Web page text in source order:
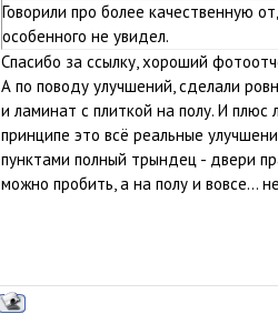
Говорили про более качественную
особенного не увидел.
Спасибо за ссылку, хороший
А по поводу улучшений, сделали
и ламинат с плиткой на полу. И плюс
принципе это всё реальные
пунктами полный трындец - двери
можно пробить, а на полу и вовсе...